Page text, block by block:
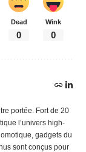
Dead
0
Wink
0
portée. Fort de 20
l’univers high-
gadgets du
sont conçus pour